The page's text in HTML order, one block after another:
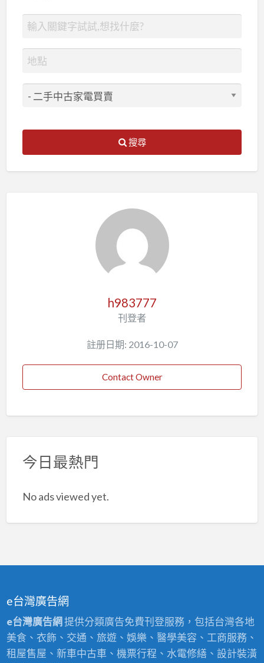
搜尋
h983777
刊登者
註册日期: 2016-10-07
Contact Owner
今日最熱門
No ads viewed yet.
e台灣廣告網
e台灣廣告網 提供分類廣告免費刊登服務，包括台灣各地
美食、衣飾、交通、旅遊、娛樂、醫學美容、工商服務、
租屋售屋、新車中古車、機票行程、水電修繕、設計裝潢